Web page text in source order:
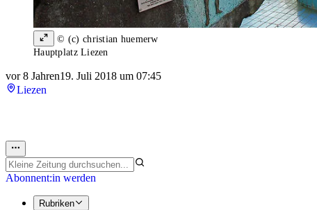
© (c) christian huemerw
Hauptplatz Liezen
vor 8 Jahren19. Juli 2018 um 07:45
Liezen
Abonnent:in werden
Rubriken